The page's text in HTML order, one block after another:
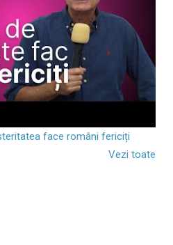
face români fericiți
Vezi toate